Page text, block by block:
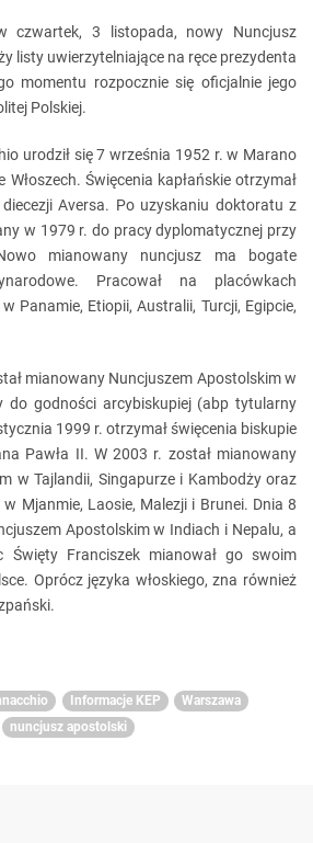
czwartek, 3 listopada, nowy Nuncjusz
listy uwierzytelniające na ręce prezydenta
momentu rozpocznie się oficjalnie jego
Polskiej.
urodził się 7 września 1952 r. w Marano
Święcenia kapłańskie otrzymał
Aversa. Po uzyskaniu doktoratu z
w 1979 r. do pracy dyplomatycznej przy
mianowany nuncjusz ma bogate
Pracował na placówkach
Panamie, Etiopii, Australii, Turcji, Egipcie,
mianowany Nuncjuszem Apostolskim w
do godności arcybiskupiej (abp tytularny
1999 r. otrzymał święcenia biskupie
Pawła II. W 2003 r. został mianowany
w Tajlandii, Singapurze i Kambodży oraz
Mjanmie, Laosie, Malezji i Brunei. Dnia 8
Apostolskim w Indiach i Nepalu, a
Święty Franciszek mianował go swoim
Oprócz języka włoskiego, zna również
Informacje KEP
Warszawa
nuncjusz apostolski